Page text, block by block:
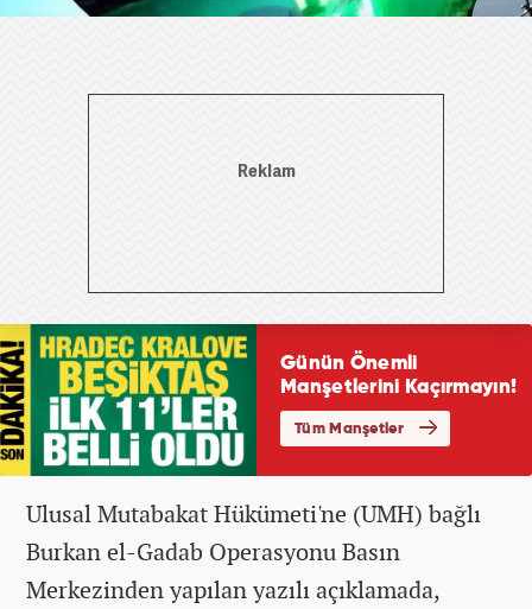
Ulusal Mutabakat Hükümeti'ne (UMH) bağlı
Burkan el-Gadab Operasyonu Basın
Merkezinden yapılan yazılı açıklamada,